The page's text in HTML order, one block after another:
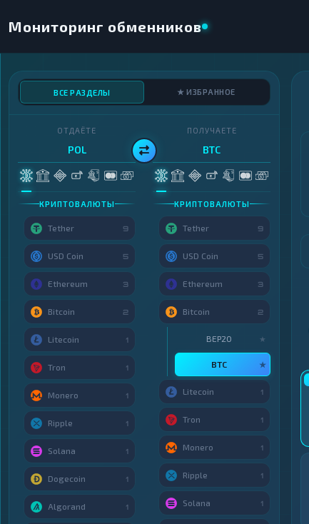
Мониторинг обменников
ВСЕ РАЗДЕЛЫ ★ ИЗБРАННОЕ
ОТДАЁТЕ
POL
КРИПТОВАЛЮТЫ
Tether 9
USD Coin 5
Ethereum 3
Bitcoin 2
Litecoin 1
Tron 1
Monero 1
Ripple 1
Solana 1
Dogecoin 1
Algorand 1
ПОЛУЧАЕТЕ
BTC
КРИПТОВАЛЮТЫ
Tether 9
USD Coin 5
Ethereum 3
Bitcoin 2
BEP20 ★
BTC ★
Litecoin 1
Tron 1
Monero 1
Ripple 1
Solana 1